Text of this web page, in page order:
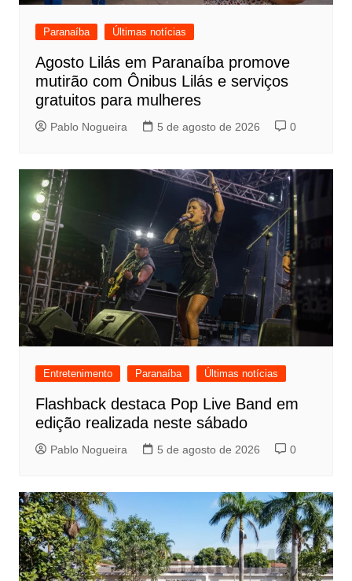
Paranaíba Últimas notícias
Agosto Lilás em Paranaíba promove
mutirão com Ônibus Lilás e serviços
gratuitos para mulheres
Pablo Nogueira 5 de agosto de 2026 0
Entretenimento Paranaíba Últimas notícias
Flashback destaca Pop Live Band em
edição realizada neste sábado
Pablo Nogueira 5 de agosto de 2026 0